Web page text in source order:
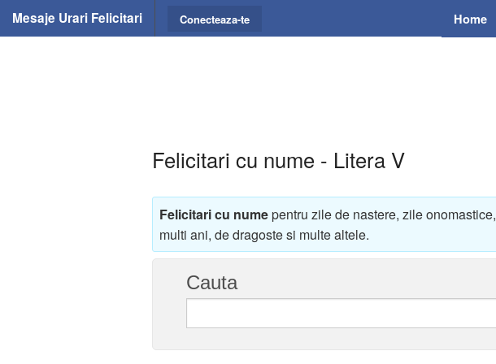
Mesaje Urari Felicitari Home
Conecteaza-te
Felicitari cu nume - Litera V
Felicitari cu numepentru zile de nastere, zile onomastice,
multi ani, de dragoste si multe altele.
Cauta